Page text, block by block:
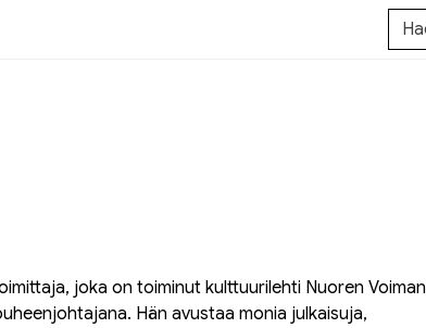
joka on toiminut kulttuurilehti Nuoren Voiman
Hän avustaa monia julkaisuja,